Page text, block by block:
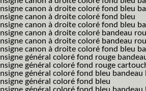
Insigne canon à droite coloré fond bleu
Insigne canon à droite coloré fond bleu
Insigne canon à droite coloré fond bleu
Insigne canon à droite coloré bandeau
Insigne canon à droite coloré bandeau
Insigne canon à droite coloré fond bleu
Insigne général coloré fond rouge
Insigne général coloré fond rouge
Insigne général coloré fond bleu bandeau
Insigne général coloré fond bleu